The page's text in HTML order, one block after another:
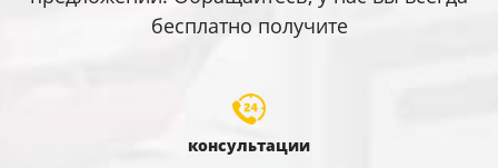
бесплатно получите
консультации